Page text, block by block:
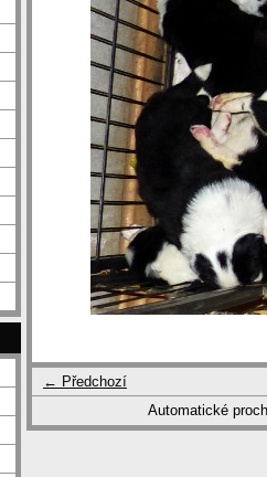
← Předchozí
Automatické